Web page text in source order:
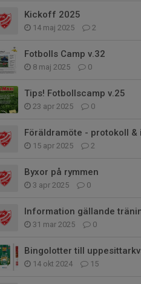
Kickoff 2025
14 maj 2025 2
Fotbolls Camp v.32
8 maj 2025 0
Tips! Fotbollscamp v.25
23 apr 2025 0
Föräldramöte - protokoll
15 apr 2025 2
Byxor på rymmen
3 apr 2025 0
Information gällande
31 mar 2025 0
Bingolotter till
14 okt 2024 15